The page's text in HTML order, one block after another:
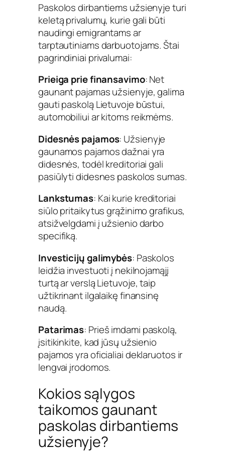
Paskolos dirbantiems užsienyje turi
keletą privalumų, kurie gali būti
naudingi emigrantams ar
tarptautiniams darbuotojams. Štai
pagrindiniai privalumai:
Prieiga prie finansavimo: Net
gaunant pajamas užsienyje, galima
gauti paskolą Lietuvoje būstui,
automobiliui ar kitoms reikmėms.
Didesnės pajamos: Užsienyje
gaunamos pajamos dažnai yra
didesnės, todėl kreditoriai gali
pasiūlyti didesnes paskolos sumas.
Lankstumas: Kai kurie kreditoriai
siūlo pritaikytus grąžinimo grafikus,
atsižvelgdami į užsienio darbo
specifiką.
Investicijų galimybės: Paskolos
leidžia investuoti į nekilnojamąjį
turtą ar verslą Lietuvoje, taip
užtikrinant ilgalaikę finansinę
naudą.
Patarimas: Prieš imdami paskolą,
įsitikinkite, kad jūsų užsienio
pajamos yra oficialiai deklaruotos ir
lengvai įrodomos.
Kokios sąlygos
taikomos gaunant
paskolas dirbantiems
užsienyje?